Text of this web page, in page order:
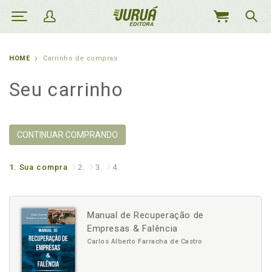
MEU
HOME Carrinho de compras
Seu carrinho
CONTINUAR COMPRANDO
1. Sua compra 2. 3. 4.
Manual de Recuperação de
Empresas & Falência
Carlos Alberto Farracha de Castro